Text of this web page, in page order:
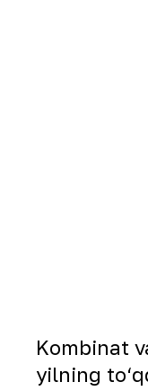
Kombinat
yilning